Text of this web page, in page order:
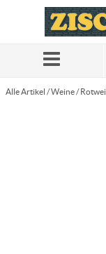
Alle Artikel /Weine /